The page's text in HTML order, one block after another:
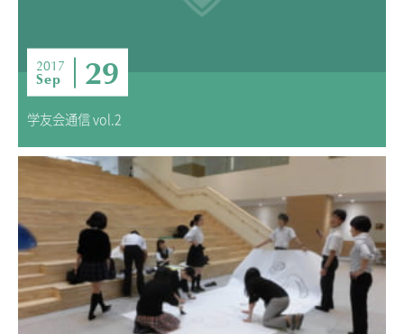
2017
Sep 29
学友会通信 vol.2